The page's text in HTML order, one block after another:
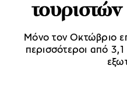
Μόνο τον Οκτώβριο
περισσότεροι από 3,1